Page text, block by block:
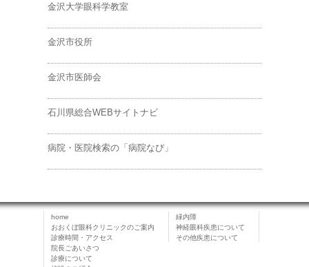
金沢大学眼科学教室
金沢市役所
金沢市医師会
石川県総合WEBサイトナビ
病院・医院検索の「病院なび」
home
おおくぼ眼科クリニックのご案内
診療時間・アクセス
院長ごあいさつ
診療について
緑内障
神経眼科疾患について
その他疾患について